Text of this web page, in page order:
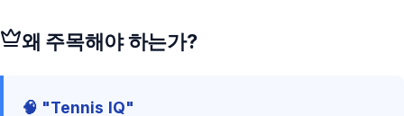
왜 주목해야 하는가?
🧠 "Tennis IQ"